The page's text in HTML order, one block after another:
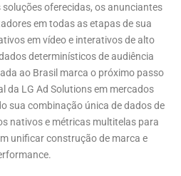
oferecidas, os anunciantes
em todas as etapas de sua
em vídeo e interativos de alto
determinísticos de audiência
ao Brasil marca o próximo passo
da LG Ad Solutions em mercados
sua combinação única de dados de
nativos e métricas multitelas para
unificar construção de marca e